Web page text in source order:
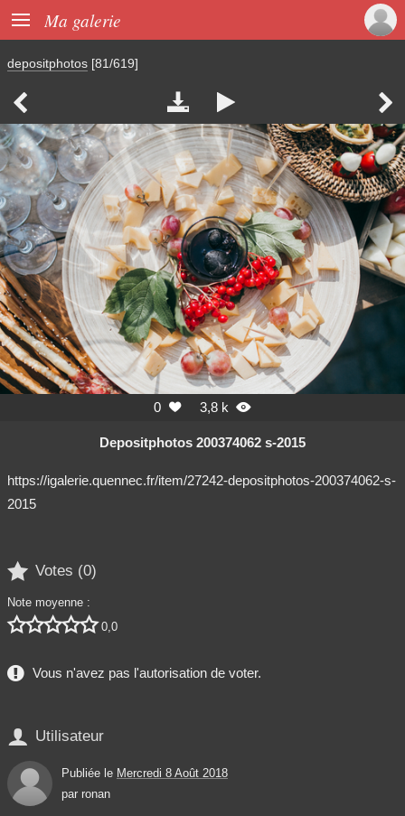
 Ma galerie
depositphotos [81/619]
   
0  3,8 k 
Depositphotos 200374062 s-2015
https://igalerie.quennec.fr/item/27242-depositphotos-200374062-s-
2015
 Votes (0)
Note moyenne :
 0,0
Vous n'avez pas l'autorisation de voter.
 Utilisateur
Publiée le Mercredi 8 Août 2018
par ronan